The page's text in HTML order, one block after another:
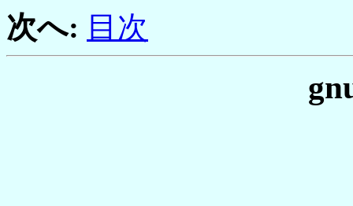
次へ: 目次